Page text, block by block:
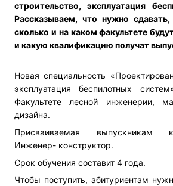
строительство, эксплуатация
Рассказываем, что нужно
сколько и на каком факультете
и какую квалификацию получат
Новая специальность
эксплуатация беспилотных
Факультете лесной инженерии,
дизайна.
Присваиваемая выпускникам
Инженер- конструктор.
Срок обучения составит 4 года.
Чтобы поступить, абитуриентам